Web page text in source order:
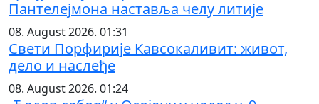
Пантелејмона наставља челу литије
08. August 2026. 01:31
Свети Порфирије Кавсокаливит: живот,
дело и наслеђе
08. August 2026. 01:24